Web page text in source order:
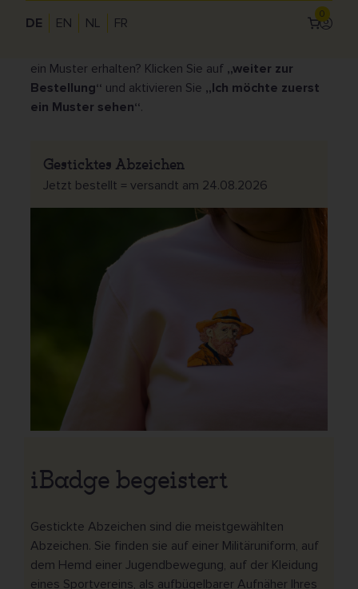
DE EN NL FR
0
Berechnen Sie Ihren Preis unten mit unserem
praktischen Preisrechner.
ein Muster erhalten? Klicken Sie auf „weiter zur
Bestellung“ und aktivieren Sie „Ich möchte zuerst
ein Muster sehen“.
Gesticktes Abzeichen
Jetzt bestellt = versandt am 24.08.2026
iBadge begeistert
Gestickte Abzeichen sind die meistgewählten
Abzeichen. Sie finden sie auf einer Militäruniform, auf
dem Hemd einer Jugendbewegung, auf der Kleidung
eines Sportvereins, als aufbügelbarer Aufnäher Ihres